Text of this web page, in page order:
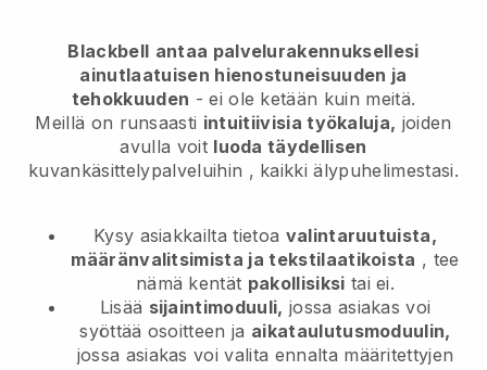
Blackbell antaa palvelurakennuksellesi
ainutlaatuisen hienostuneisuuden ja
tehokkuuden - ei ole ketään kuin meitä.
Meillä on runsaasti intuitiivisia työkaluja, joiden
avulla voit luoda täydellisen
kuvankäsittelypalveluihin , kaikki älypuhelimestasi.
Kysy asiakkailta tietoa valintaruutuista,
määränvalitsimista ja tekstilaatikoista , tee
nämä kentät pakollisiksi tai ei.
Lisää sijaintimoduuli, jossa asiakas voi
syöttää osoitteen ja aikataulutusmoduulin,
jossa asiakas voi valita ennalta määritettyjen